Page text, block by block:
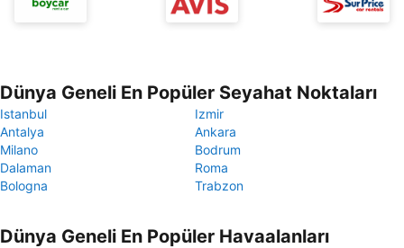
Dünya Geneli En Popüler Seyahat Noktaları
Istanbul
Izmir
Antalya
Ankara
Milano
Bodrum
Dalaman
Roma
Bologna
Trabzon
Dünya Geneli En Popüler Havaalanları